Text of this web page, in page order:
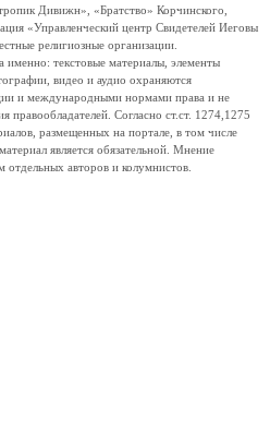
Дивижн», «Братство» Корчинского,
«Управленческий центр Свидетелей Иеговы
религиозные организации.
текстовые материалы, элементы
видео и аудио охраняются
и международными нормами права и не
правообладателей. Согласно ст.ст. 1274,1275
размещенных на портале, в том числе
является обязательной. Мнение
авторов и колумнистов.